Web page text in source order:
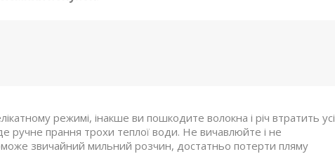
режимі, інакше ви пошкодите волокна і річ втратить усі
ручне прання трохи теплої води. Не вичавлюйте і не
звичайний мильний розчин, достатньо потерти пляму